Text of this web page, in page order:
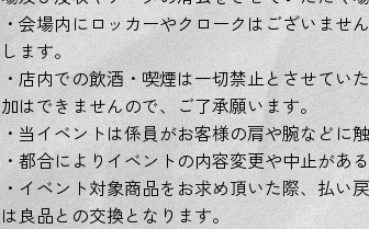
・会場内にロッカーやクロークはございませ
します。
・店内での飲酒・喫煙は一切禁止とさせて
加はできませんので、ご了承願います。
・当イベントは係員がお客様の肩や腕などに
・都合によりイベントの内容変更や中止があ
・イベント対象商品をお求め頂いた際、払
は良品との交換となります。